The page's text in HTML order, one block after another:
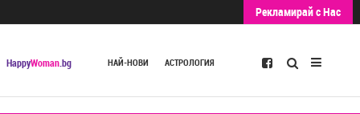
Рекламирай с Нас
HappyWoman.bg НАЙ-НОВИ АСТРОЛОГИЯ Търсене